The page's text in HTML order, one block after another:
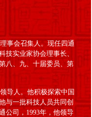
事会召集人。现任四通
技实业家协会理事长、
八、九、十届委员、第
导人。他积极探索中国
与一批科技人员共同创
司，1993年，他领导